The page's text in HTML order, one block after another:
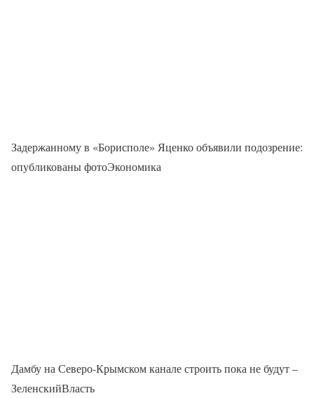
Задержанному в «Борисполе» Яценко объявили подозрение:
опубликованы фотоЭкономика
Дамбу на Северо-Крымском канале строить пока не будут –
ЗеленскийВласть